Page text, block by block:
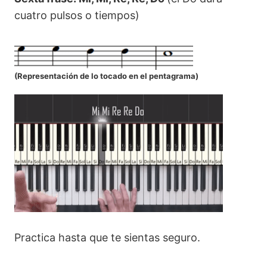
cuatro pulsos o tiempos)
(Representación de lo tocado en el pentagrama)
Practica hasta que te sientas seguro.